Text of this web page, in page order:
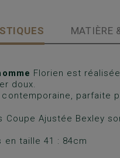
MATIÈRE
Florien est
doux.
contemporaine, parfaite
Coupe Ajustée Bexley
en taille 41 : 84cm